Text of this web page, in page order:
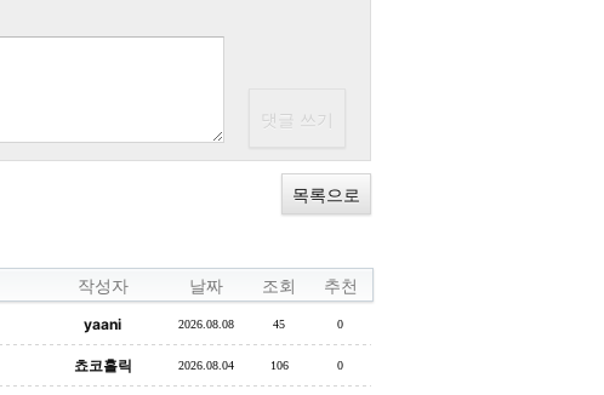
목록으로
작성자 날짜 조회 추천
yaani 2026.08.08 45 0
쵸코홀릭 2026.08.04 106 0